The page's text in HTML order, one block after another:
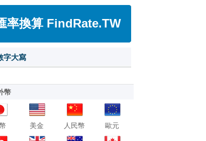
率換算 FindRate.TW
字大寫
幣
美金 人民幣 歐元